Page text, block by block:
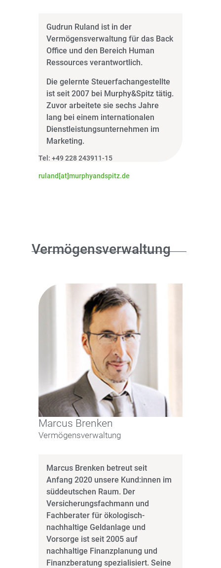
Gudrun Ruland ist in der
Vermögensverwaltung für das Back
Office und den Bereich Human
Ressources verantwortlich.
Die gelernte Steuerfachangestellte
ist seit 2007 bei Murphy&Spitz tätig.
Zuvor arbeitete sie sechs Jahre
lang bei einem internationalen
Dienstleistungsunternehmen im
Marketing.
Tel: +49 228 243911-15
ruland[at]murphyandspitz.de
Vermögensverwaltung
Marcus Brenken
Vermögensverwaltung
Marcus Brenken betreut seit
Anfang 2020 unsere Kund:innen im
süddeutschen Raum. Der
Versicherungsfachmann und
Fachberater für ökologisch-
nachhaltige Geldanlage und
Vorsorge ist seit 2005 auf
nachhaltige Finanzplanung und
Finanzberatung spezialisiert. Seine